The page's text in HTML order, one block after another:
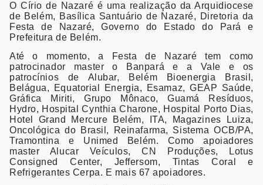
O Círio de Nazaré é uma realização da Arquidiocese
de Belém, Basílica Santuário de Nazaré, Diretoria da
Festa de Nazaré, Governo do Estado do Pará e
Prefeitura de Belém.
Até o momento, a Festa de Nazaré tem como
patrocinador master o Banpará e a Vale e os
patrocínios de Alubar, Belém Bioenergia Brasil,
Belágua, Equatorial Energia, Esamaz, GEAP Saúde,
Gráfica Miriti, Grupo Mônaco, Guamá Resíduos,
Hydro, Hospital Cynthia Charone, Hospital Porto Dias,
Hotel Grand Mercure Belém, ITA, Magazines Luiza,
Oncológica do Brasil, Reinafarma, Sistema OCB/PA,
Tramontina e Unimed Belém. Como apoiadores
master Alucar Veículos, CN Produções, Lotus
Consigned Center, Jeffersom, Tintas Coral e
Refrigerantes Cerpa. E mais 67 apoiadores.